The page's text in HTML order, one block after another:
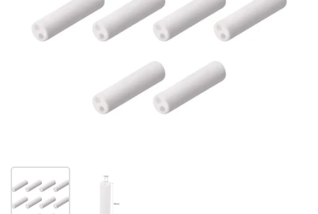
Afficher la diapositive 1Afficher la diapositive 2